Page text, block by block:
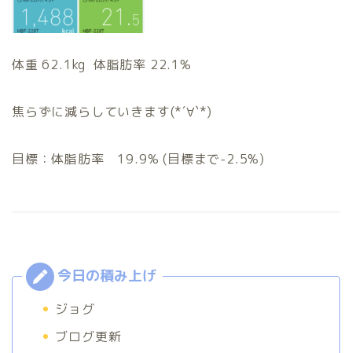
体重 62.1kg 体脂肪率 22.1%
焦らずに減らしていきます(*´∀`*)
目標：体脂肪率 19.9% (目標まで-2.5%)
ジョグ
ブログ更新